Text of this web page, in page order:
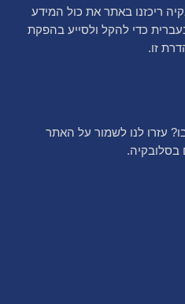
ריכזנו באתר את כול המידע
כדי להקל ולסייע בהפקת
זו.
עזרו לנו לשמור על האתר
בסלובקיה.